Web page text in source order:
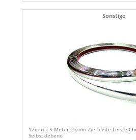
Sonstige
12mm x 5 Meter Chrom Zierleiste Leiste
Selbstklebend